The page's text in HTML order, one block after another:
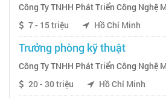
Công Ty TNHH Phát Triển Công Nghệ
7 - 15 triệu
Hồ Chí Minh
Trưởng phòng kỹ thuật
Công Ty TNHH Phát Triển Công Nghệ
20 - 30 triệu
Hồ Chí Minh